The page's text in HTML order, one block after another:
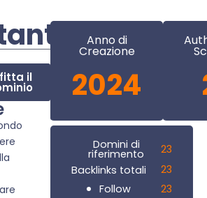
il
Anno di
Creazione
2024
Domini di
riferimento
23
Backlinks totali
23
Follow
23